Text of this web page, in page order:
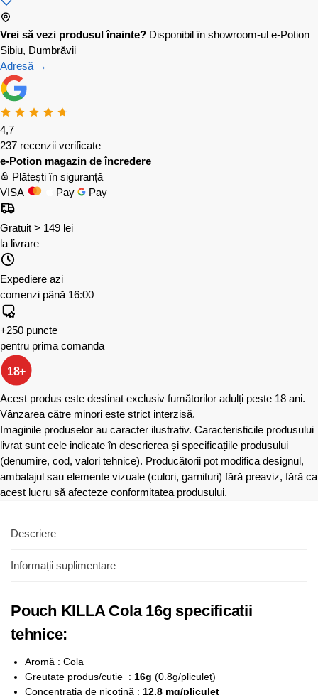
Vrei să vezi produsul înainte? Disponibil în showroom-ul e-Potion
Sibiu, Dumbrăvii
Adresă →
4,7
237 recenzii verificate
e-Potion magazin de încredere
Plătești în siguranță
VISA
Pay Pay
Gratuit > 149 lei
la livrare
Expediere azi
comenzi până 16:00
+250 puncte
pentru prima comanda
18+
Acest produs este destinat exclusiv fumătorilor adulți peste 18 ani.
Vânzarea către minori este strict interzisă.
Imaginile produselor au caracter ilustrativ. Caracteristicile produsului
livrat sunt cele indicate în descrierea și specificațiile produsului
(denumire, cod, valori tehnice). Producătorii pot modifica designul,
ambalajul sau elemente vizuale (culori, garnituri) fără preaviz, fără ca
acest lucru să afecteze conformitatea produsului.
Descriere
Informații suplimentare
Pouch KILLA Cola 16g specificatii
tehnice:
Aromă : Cola
Greutate produs/cutie : 16g (0.8g/pliculeț)
Concentrația de nicotină : 12.8 mg/pliculeț